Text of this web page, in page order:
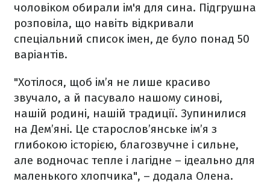
чоловіком обирали ім'я для сина. Підгрушна
розповіла, що навіть відкривали
спеціальний список імен, де було понад 50
варіантів.
"Хотілося, щоб ім’я не лише красиво
звучало, а й пасувало нашому синові,
нашій родині, нашій традиції. Зупинилися
на Дем’яні. Це старослов’янське ім’я з
глибокою історією, благозвучне і сильне,
але водночас тепле і лагідне – ідеально для
маленького хлопчика", – додала Олена.